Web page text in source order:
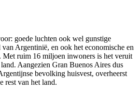
goede luchten ook wel gunstige
Argentinië, en ook het economische en
Met ruim 16 miljoen inwoners is het veruit
Aangezien Gran Buenos Aires dus
bevolking huisvest, overheerst
rest van het land.